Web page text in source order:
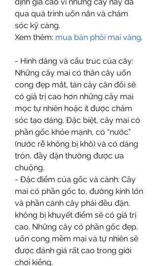
qua quá trình uốn nắn và chăm
sóc kỹ càng.
Xem thêm: mua bán phôi mai vàng.
- Hình dáng và cấu trúc của cây:
Những cây mai có thân cây uốn
cong đẹp mắt, tán cây cân đối sẽ
có giá trị cao hơn những cây mai
mọc tự nhiên hoặc ít được chăm
sóc tạo dáng. Đặc biệt, cây mai có
phần gốc khỏe mạnh, có “nước”
(nước rễ không bị khô) và có dáng
tròn, đầy đặn thường được ưa
chuộng.
- Đặc điểm của gốc và cành: Cây
mai có phần gốc to, đường kính lớn
và phần cành cây phải đều đặn,
không bị khuyết điểm sẽ có giá trị
cao. Những cây có phần gốc đẹp,
uốn cong mềm mại và tự nhiên sẽ
được đánh giá rất cao trong giới
chơi kiểng.